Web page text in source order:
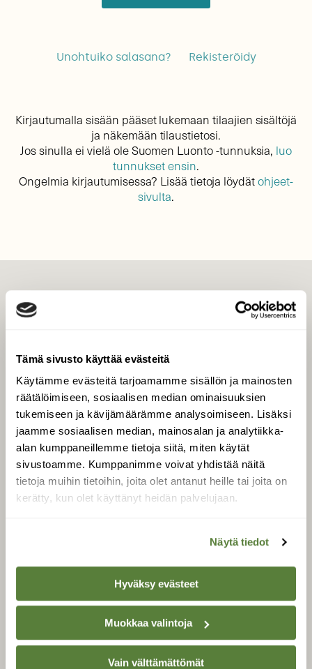
Tämä sivusto käyttää evästeitä
Käytämme evästeitä tarjoamamme sisällön ja mainosten
räätälöimiseen, sosiaalisen median ominaisuuksien
tukemiseen ja kävijämäärämme analysoimiseen. Lisäksi
jaamme sosiaalisen median, mainosalan ja analytiikka-
alan kumppaneillemme tietoja siitä, miten käytät
sivustoamme. Kumppanimme voivat yhdistää näitä
tietoja muihin tietoihin, joita olet antanut heille tai joita on
kerätty, kun olet käyttänyt heidän palvelujaan.
Näytä tiedot
Hyväksy evästeet
Muokkaa valintoja
Vain välttämättömät
Unohtuiko salasana? Rekisteröidy
Kirjautumalla sisään pääset lukemaan tilaajien sisältöjä
ja näkemään tilaustietosi.
Jos sinulla ei vielä ole Suomen Luonto -tunnuksia, luo
tunnukset ensin.
Ongelmia kirjautumisessa? Lisää tietoja löydätohjeet-
sivulta.
Tilaa digilukuoikeus
Äänestä parasta juttua
Tilaa uutiskirje
SUOMEN LUONNON­
SUOJELU­LIITTO
Suomen Luonto -lehden
luonnonsuojelu­liitto.